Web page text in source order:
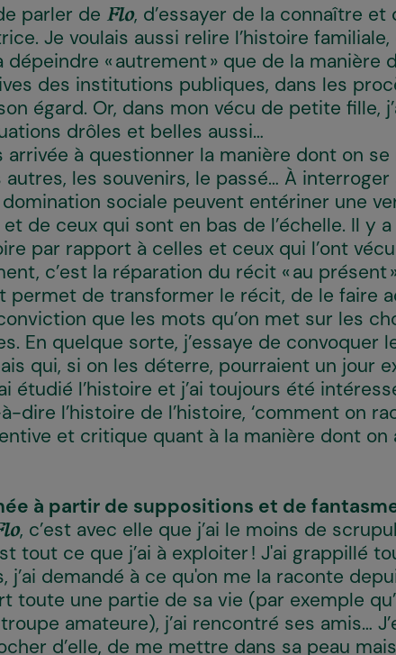
parler de Flo, d’essayer de la connaître
Je voulais aussi relire l’histoire
« autrement » que de la manière
des institutions publiques, dans les
égard. Or, dans mon vécu de petite fille,
drôles et belles aussi…
arrivée à questionner la manière dont on
les souvenirs, le passé… À
sociale peuvent entériner une
de ceux qui sont en bas de l’échelle. Il y
par rapport à celles et ceux qui l’ont
c’est la réparation du récit « au présent
permet de transformer le récit, de le faire
que les mots qu’on met sur les
En quelque sorte, j’essaye de convoquer
qui, si on les déterre, pourraient un jour
étudié l’histoire et j’ai toujours été
dire l’histoire de l’histoire, ‘comment on
et critique quant à la manière dont on
à partir de suppositions et de
, c’est avec elle que j’ai le moins de
tout ce que j’ai à exploiter ! J'ai grappillé
j’ai demandé à ce qu'on me la raconte
toute une partie de sa vie (par exemple
amateure), j’ai rencontré ses amis…
d’elle, de me mettre dans sa peau